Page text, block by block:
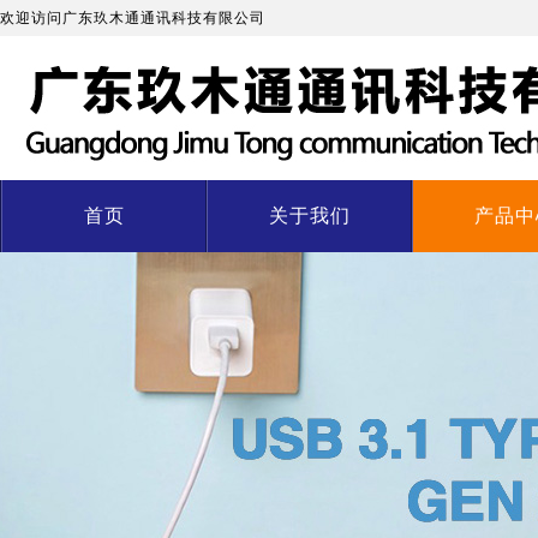
欢迎访问广东玖木通通讯科技有限公司
首页 关于我们 产品